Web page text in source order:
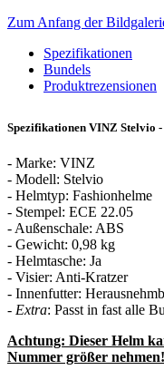
Zum Anfang der
Spezifikationen
Bundels
Produktrezensionen
Spezifikationen VINZ Stelvio
- Marke: VINZ
- Modell: Stelvio
- Helmtyp: Fashionhelme
- Stempel: ECE 22.05
- Außenschale: ABS
- Gewicht: 0,98 kg
- Helmtasche: Ja
- Visier: Anti-Kratzer
- Innenfutter:
- Extra: Passt in fast alle
Achtung: Dieser Helm
Nummer größer nehmen!